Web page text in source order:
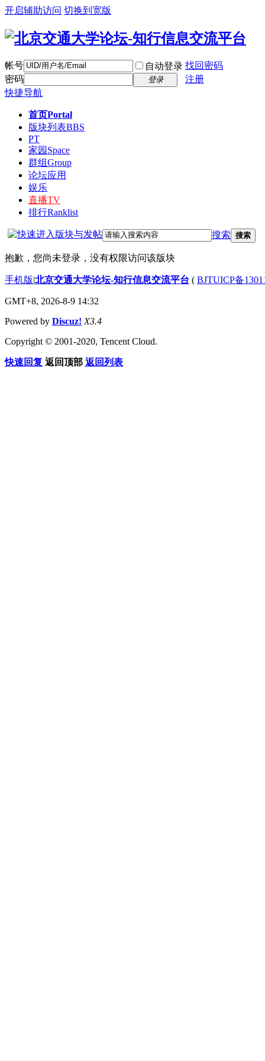
开启辅助访问 切换到宽版
帐号 自动登录 找回密码
密码
登录
注册
快捷导航
首页Portal
版块列表BBS
PT
家园 Space
群组Group
论坛应用
娱乐
直播TV
排行Ranklist
搜索 搜索
抱歉，您尚未登录，没有权限访问该版块
手机版|北京交通大学论坛-知行信息交流平台 ( BJTUICP备
GMT+8, 2026-8-9 14:32
Powered by Discuz! X3.4
Copyright © 2001-2020, Tencent Cloud.
快速回复 返回顶部 返回列表